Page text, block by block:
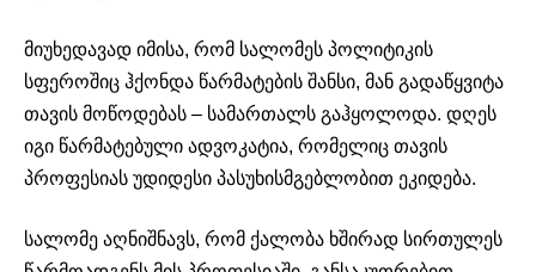
მიუხედავად იმისა, რომ სალომეს პოლიტიკის
სფეროშიც ჰქონდა წარმატების შანსი, მან გადაწყვიტა
თავის მოწოდებას – სამართალს გაჰყოლოდა. დღეს
იგი წარმატებული ადვოკატია, რომელიც თავის
პროფესიას უდიდესი პასუხისმგებლობით ეკიდება.
სალომე აღნიშნავს, რომ ქალობა ხშირად სირთულეს